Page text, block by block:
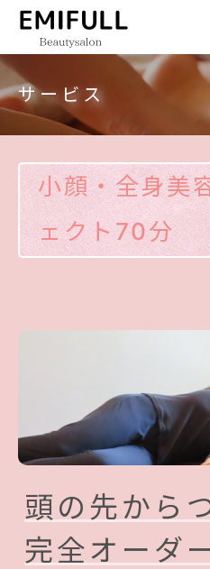
サービス
小顔・全身美
ェクト70分
頭の先から
完全オーダ